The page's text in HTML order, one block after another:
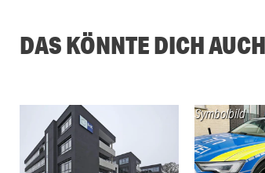
DAS KÖNNTE DICH
Symbolbild